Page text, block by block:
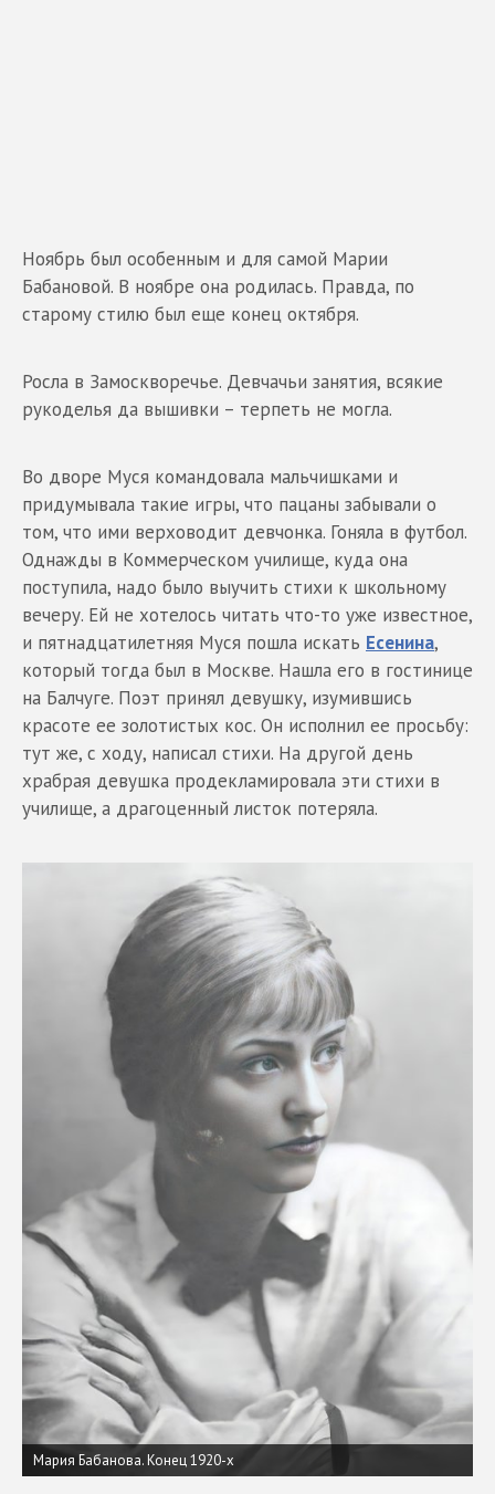
Ноябрь был особенным и для самой Марии
Бабановой. В ноябре она родилась. Правда, по
старому стилю был еще конец октября.
Росла в Замоскворечье. Девчачьи занятия, всякие
рукоделья да вышивки – терпеть не могла.
Во дворе Муся командовала мальчишками и
придумывала такие игры, что пацаны забывали о
том, что ими верховодит девчонка. Гоняла в футбол.
Однажды в Коммерческом училище, куда она
поступила, надо было выучить стихи к школьному
вечеру. Ей не хотелось читать что-то уже известное,
и пятнадцатилетняя Муся пошла искать Есенина,
который тогда был в Москве. Нашла его в гостинице
на Балчуге. Поэт принял девушку, изумившись
красоте ее золотистых кос. Он исполнил ее просьбу:
тут же, с ходу, написал стихи. На другой день
храбрая девушка продекламировала эти стихи в
училище, а драгоценный листок потеряла.
Мария Бабанова. Конец 1920-х